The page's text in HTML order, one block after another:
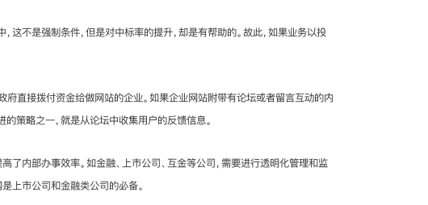
这不是强制条件，但是对中标率的提升，却是有帮助的。故此，如果业务以投
府直接拨付资金给做网站的企业。如果企业网站附带有论坛或者留言互动的内
策略之一，就是从论坛中收集用户的反馈信息。
了内部办事效率。如金融、上市公司、互金等公司，需要进行透明化管理和监
上市公司和金融类公司的必备。